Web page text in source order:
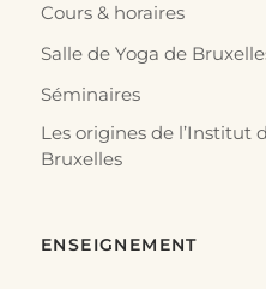
Cours & horaires
Salle de Yoga de
Séminaires
Les origines de l’Institut
Bruxelles
ENSEIGNEMENT